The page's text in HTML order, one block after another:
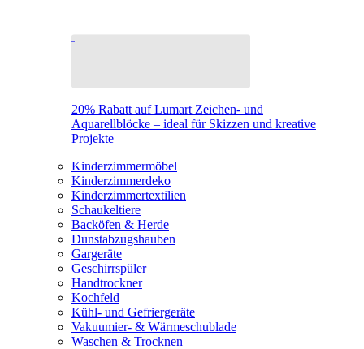
20% Rabatt auf Lumart Zeichen- und
Aquarellblöcke – ideal für Skizzen und kreative
Projekte
Kinderzimmermöbel
Kinderzimmerdeko
Kinderzimmertextilien
Schaukeltiere
Backöfen & Herde
Dunstabzugshauben
Gargeräte
Geschirrspüler
Handtrockner
Kochfeld
Kühl- und Gefriergeräte
Vakuumier- & Wärmeschublade
Waschen & Trocknen